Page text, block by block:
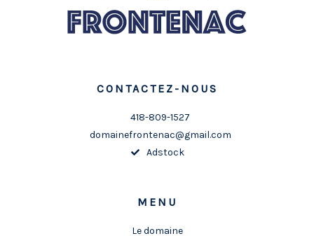
CONTACTEZ-NOUS
418-809-1527
domainefrontenac@gmail.com
Adstock
MENU
Le domaine